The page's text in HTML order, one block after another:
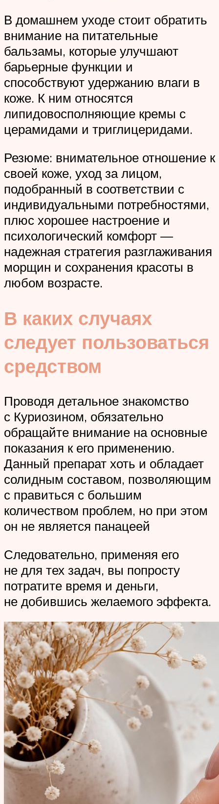
В домашнем уходе стоит обратить
внимание на питательные
бальзамы, которые улучшают
барьерные функции и
способствуют удержанию влаги в
коже. К ним относятся
липидовосполняющие кремы с
церамидами и триглицеридами.
Резюме: внимательное отношение к
своей коже, уход за лицом,
подобранный в соответствии с
индивидуальными потребностями,
плюс хорошее настроение и
психологический комфорт —
надежная стратегия разглаживания
морщин и сохранения красоты в
любом возрасте.
В каких случаях
следует пользоваться
средством
Проводя детальное знакомство
с Куриозином, обязательно
обращайте внимание на основные
показания к его применению.
Данный препарат хоть и обладает
солидным составом, позволяющим
с правиться с большим
количеством проблем, но при этом
он не является панацеей
Следовательно, применяя его
не для тех задач, вы попросту
потратите время и деньги,
не добившись желаемого эффекта.